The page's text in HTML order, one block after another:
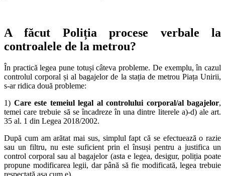
A făcut Poliția procese verbale la
controalele de la metrou?
În practică legea pune totuși câteva probleme. De exemplu, în cazul
controlul corporal și al bagajelor de la stația de metrou Piața Unirii,
s-ar ridica două probleme:
1) Care este temeiul legal al controlului corporal/al bagajelor,
temei care trebuie să se încadreze în una dintre literele a)-d) ale art.
35 al. 1 din Legea 2018/2002.
După cum am arătat mai sus, simplul fapt că se efectuează o razie
sau un filtru, nu este suficient prin el însuși pentru a justifica un
control corporal sau al bagajelor (asta e legea, desigur, poliția poate
propune modificarea legii, dar până să fie modificată, legea trebuie
respectată așa cum e).